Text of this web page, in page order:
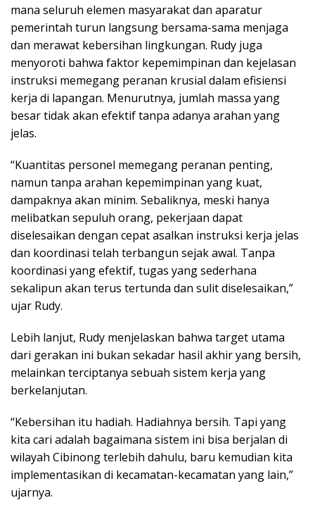
mana seluruh elemen masyarakat dan aparatur
pemerintah turun langsung bersama-sama menjaga
dan merawat kebersihan lingkungan. Rudy juga
menyoroti bahwa faktor kepemimpinan dan kejelasan
instruksi memegang peranan krusial dalam efisiensi
kerja di lapangan. Menurutnya, jumlah massa yang
besar tidak akan efektif tanpa adanya arahan yang
jelas.
“Kuantitas personel memegang peranan penting,
namun tanpa arahan kepemimpinan yang kuat,
dampaknya akan minim. Sebaliknya, meski hanya
melibatkan sepuluh orang, pekerjaan dapat
diselesaikan dengan cepat asalkan instruksi kerja jelas
dan koordinasi telah terbangun sejak awal. Tanpa
koordinasi yang efektif, tugas yang sederhana
sekalipun akan terus tertunda dan sulit diselesaikan,”
ujar Rudy.
Lebih lanjut, Rudy menjelaskan bahwa target utama
dari gerakan ini bukan sekadar hasil akhir yang bersih,
melainkan terciptanya sebuah sistem kerja yang
berkelanjutan.
“Kebersihan itu hadiah. Hadiahnya bersih. Tapi yang
kita cari adalah bagaimana sistem ini bisa berjalan di
wilayah Cibinong terlebih dahulu, baru kemudian kita
implementasikan di kecamatan-kecamatan yang lain,”
ujarnya.